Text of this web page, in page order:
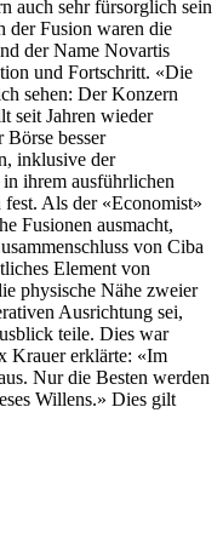
auch sehr fürsorglich sein
der Fusion waren die
der Name Novartis
und Fortschritt. «Die
sehen: Der Konzern
seit Jahren wieder
besser
inklusive der
ihrem ausführlichen
Als der «Economist»
Fusionen ausmacht,
von Ciba
Element von
physische Nähe zweier
Ausrichtung sei,
teile. Dies war
Krauer erklärte: «Im
Nur die Besten werden
Willens.» Dies gilt